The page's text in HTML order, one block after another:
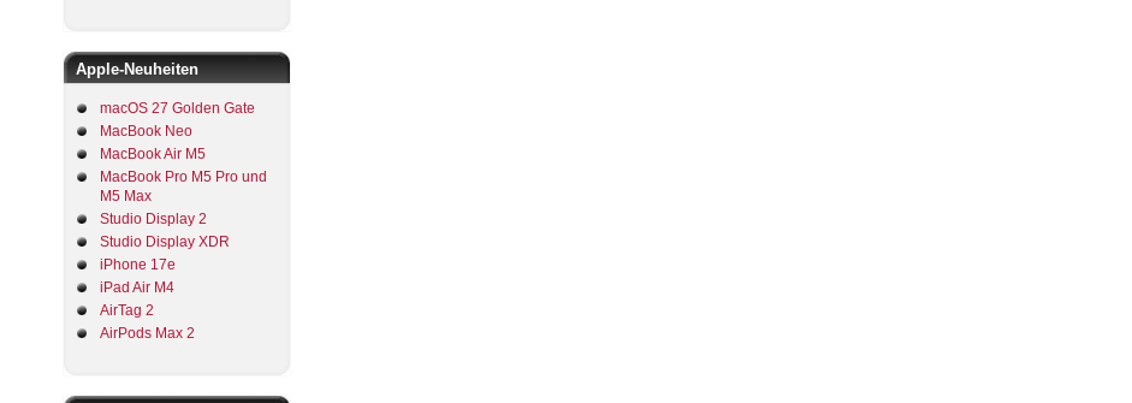
Apple-Neuheiten
macOS 27 Golden Gate
MacBook Neo
MacBook Air M5
MacBook Pro M5 Pro und
M5 Max
Studio Display 2
Studio Display XDR
iPhone 17e
iPad Air M4
AirTag 2
AirPods Max 2